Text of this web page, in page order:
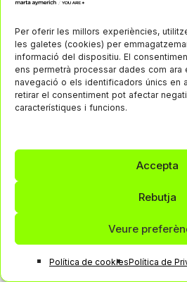
Per oferir les millors experiències,
les galetes (cookies) per
informació del dispositiu. El
ens permetrà processar dades com ara
navegació o els identificadors únics en
retirar el consentiment pot afectar
característiques i funcions.
Accepta
Rebutja
Veure
Política de cookiesPolítica de